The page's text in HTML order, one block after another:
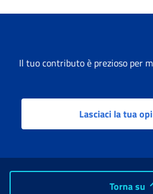
Il tuo contributo è prezioso per
Lasciaci la tua
Torna su